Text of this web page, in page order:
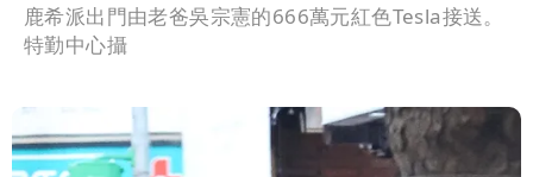
鹿希派出門由老爸吳宗憲的666萬元紅色Tesla接送。
特勤中心攝